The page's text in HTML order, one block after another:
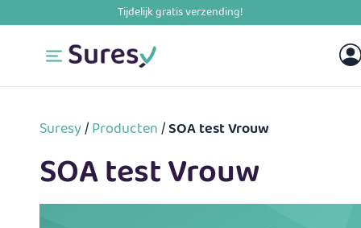
to
content
Suresy/Producten/SOA test Vrouw
SOA test Vrouw